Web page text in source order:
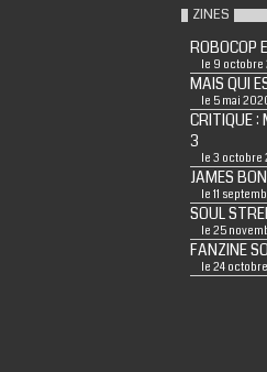
ZINES
ROBOCOP
le 9 octobre
MAIS QUI
le 5 mai
CRITIQUE :
3
le 3 octobre
JAMES
le 11
SOUL
le 25
FANZINE
le 24